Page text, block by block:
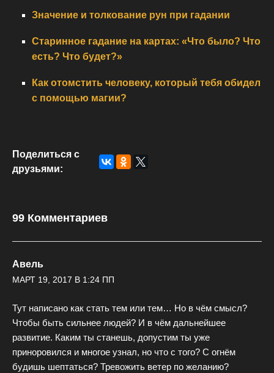
Значение и толкование рун при гадании
Старинное гадание на картах: «Что было? Что
есть? Что будет?»
Как отомстить человеку, который тебя обидел
с помощью магии?
Поделиться с
друзьями:
99 Комментариев
Авель
МАРТ 19, 2017 В 1:24 ПП
Тут написано как стать тем или тем… Но в чём смысл?
Чтобы быть сильнее людей? И в чём дальнейшее
развитие. Каким ты станешь, допустим ты уже
приноровился и многое узнал, но что с того? С огнём
будишь шептаться? Тревожить ветер по желанию?